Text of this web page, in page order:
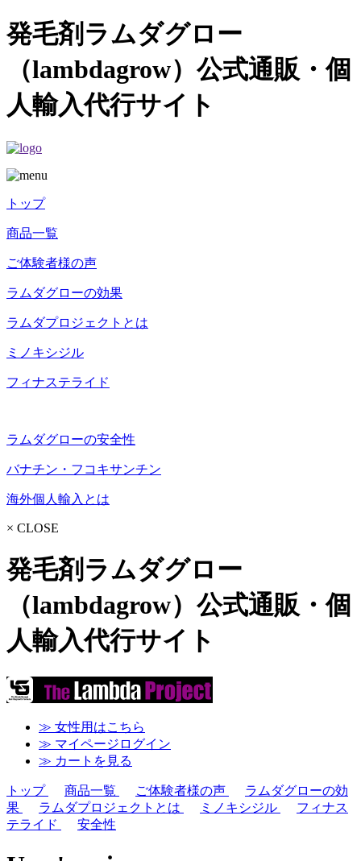
発毛剤ラムダグロー
（lambdagrow）公式通販・個
人輸入代行サイト
トップ
商品一覧
ご体験者様の声
ラムダグローの効果
ラムダプロジェクトとは
ミノキシジル
フィナステライド
ラムダグローの安全性
バナチン・フコキサンチン
海外個人輸入とは
× CLOSE
発毛剤ラムダグロー
（lambdagrow）公式通販・個
人輸入代行サイト
≫ 女性用はこちら
≫ マイページログイン
≫ カートを見る
トップ 商品一覧 ご体験者様の声
ラムダグローの効
果
ラムダプロジェクトとは ミノキシジル
フィナス
テライド
安全性